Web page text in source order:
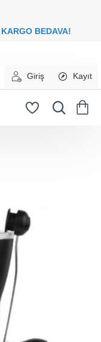
KARGO
Giriş Kayıt